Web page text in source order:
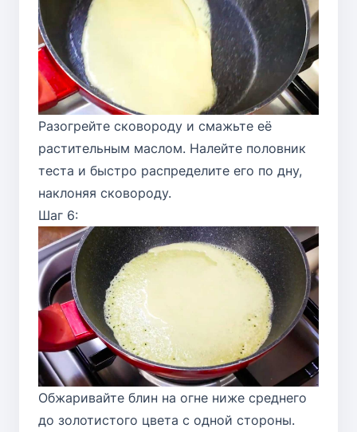
Разогрейте сковороду и смажьте её
растительным маслом. Налейте половник
теста и быстро распределите его по дну,
наклоняя сковороду.
Шаг 6:
Обжаривайте блин на огне ниже среднего
до золотистого цвета с одной стороны.